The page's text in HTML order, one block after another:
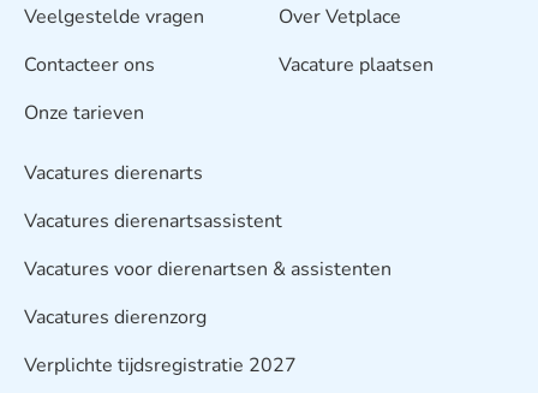
Veelgestelde vragen
Contacteer ons
Onze tarieven
Over Vetplace
Vacature plaatsen
Vacatures dierenarts
Vacatures dierenartsassistent
Vacatures voor dierenartsen & assistenten
Vacatures dierenzorg
Verplichte tijdsregistratie 2027